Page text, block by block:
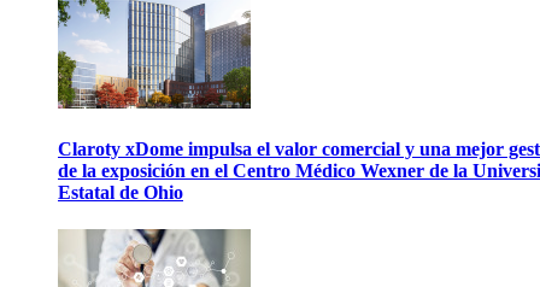
Claroty xDome impulsa el valor comercial y una mejor
de la exposición en el Centro Médico Wexner de la
Estatal de Ohio